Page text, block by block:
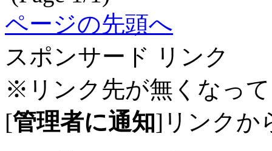
ページの先頭へ
スポンサード リンク
※リンク先が無くなっ
[管理者に通知]リンクか